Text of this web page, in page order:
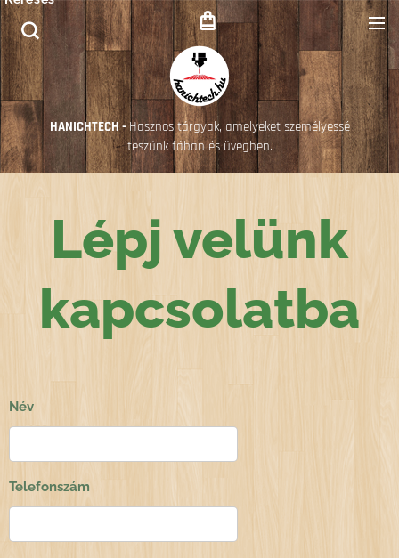
HANICHTECH - Hasznos tárgyak, amelyeket személyessé
teszünk fában és üvegben.
Lépj velünk
kapcsolatba
Név
Telefonszám